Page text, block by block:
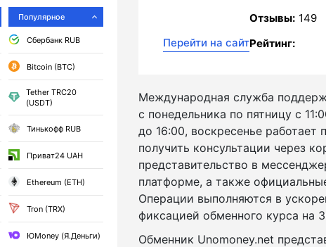
Популярное
Сбербанк RUB
Bitcoin (BTC)
Tether TRC20
(USDT)
Тинькофф RUB
Приват24 UAH
Ethereum (ETH)
Tron (TRX)
ЮMoney (Я.Деньги)
Перейти на сайт
Отзывы: 149
Рейтинг:
Международная служба
с понедельника по пятницу с
до 16:00, воскресенье
получить консультации через
представительство в
платформе, а также
Операции выполняются в
фиксацией обменного курса на
Обменник Unomoney.net